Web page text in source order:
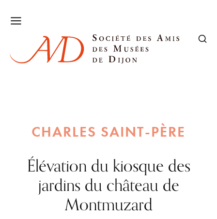
CHARLES SAINT-PÈRE
Élévation du kiosque des
jardins du château de
Montmuzard